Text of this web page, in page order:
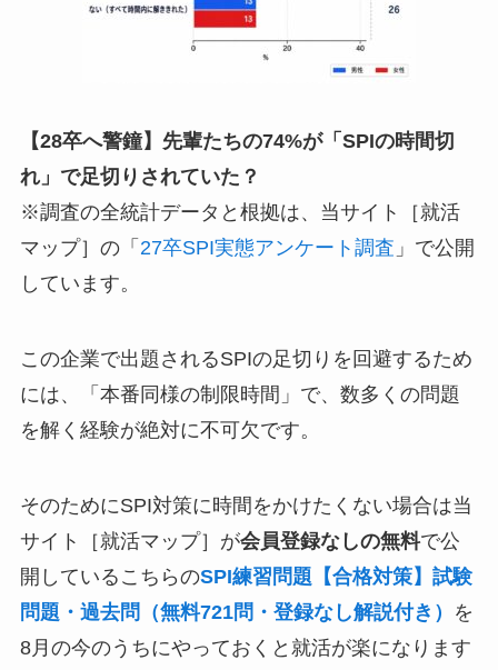
【28卒へ警鐘】先輩たちの74%が「SPIの時間切
れ」で足切りされていた？
※調査の全統計データと根拠は、当サイト［就活
マップ］の「 27卒SPI実態アンケート調査 」で公開
しています。
この企業で出題されるSPIの足切りを回避するため
には、「本番同様の制限時間」で、数多くの問題
を解く経験が絶対に不可欠です。
そのためにSPI対策に時間をかけたくない場合は当
サイト［就活マップ］が会員登録なしの無料で公
開しているこちらのSPI練習問題【合格対策】試験
問題・過去問（無料721問・登録なし解説付き）
を
8月の今のうちにやっておくと就活が楽になります